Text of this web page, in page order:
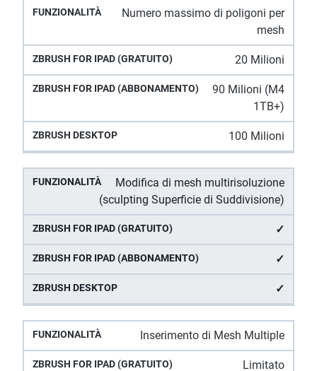
ZBrush
(gratuito)
ZBrush for iPad
ZBrush
Desktop
Numero massimo di poligoni per
mesh
20 Milioni
90 Milioni (M4
1TB+)
100 Milioni
Modifica di mesh multirisoluzione
(sculpting Superficie di Suddivisione)
✓
✓
✓
Inserimento di Mesh Multiple
Limitato